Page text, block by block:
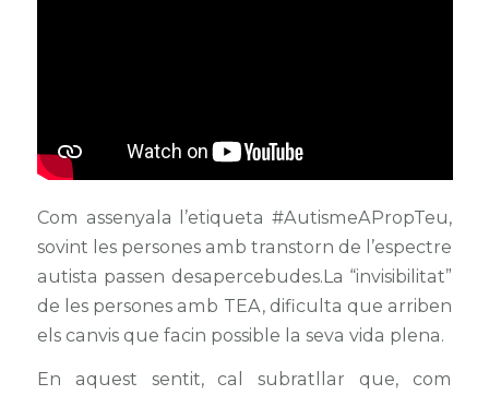
Com assenyala l’etiqueta #AutismeAPropTeu,
sovint les persones amb transtorn de l’espectre
autista passen desapercebudes.La “invisibilitat”
de les persones amb TEA, dificulta que arriben
els canvis que facin possible la seva vida plena.
En aquest sentit, cal subratllar que, com